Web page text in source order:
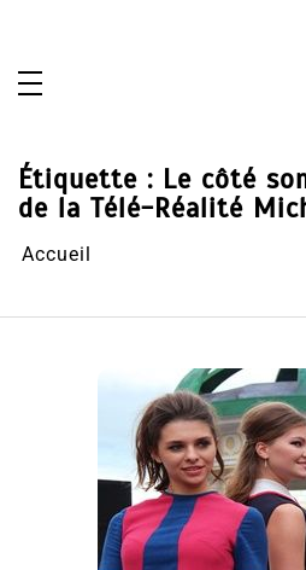
Étiquette : Le côté
de la Télé-Réalité
Accueil